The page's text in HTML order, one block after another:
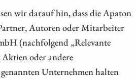
wir darauf hin, dass die Apaton
Autoren oder Mitarbeiter
(nachfolgend „Relevante
oder andere
Unternehmen halten